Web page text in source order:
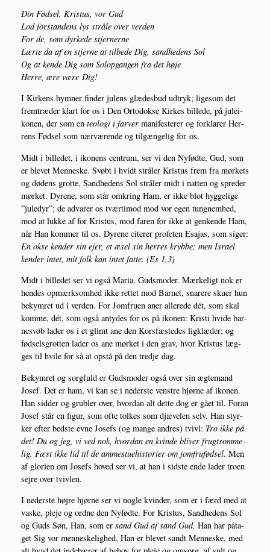
Din Fød­sel, Kristus, vor Gud
Lod for­stan­dens lys strå­le over ver­den
For de, som dyr­ke­de stjer­ner­ne
Lær­te da af en stjer­ne at til­be­de Dig, sand­he­dens Sol
Og at ken­de Dig som Sol­op­gan­gen fra det høje
Her­re, ære være Dig!
I Kir­kens hym­ner fin­der julens glæ­des­bud udtryk; lige­som det
frem­træ­der klart for os i Den Orto­dok­se Kir­kes bil­le­de, på julei­
ko­nen, der som en teo­lo­gi i far­ver mani­feste­rer og for­kla­rer Her­
rens Fød­sel som nær­væ­ren­de og til­gæn­ge­lig for os.
Midt i bil­le­det, i iko­nens cen­trum, ser vi den Nyfød­te, Gud, som
er ble­vet Men­ne­ske. Svøbt i hvidt strå­ler Kristus frem fra mør­kets
og døde­ns grot­te, Sand­he­dens Sol strå­ler midt i nat­ten og spre­der
mør­ket. Dyre­ne, som står omkring Ham, er ikke blot hyg­ge­li­ge
”jule­dyr”; de adva­rer os tvær­ti­mod mod vor egen tung­nem­hed,
mod at luk­ke af for Kristus, mod faren for ikke at gen­ken­de Ham,
når Han kom­mer til os. Dyre­ne cite­rer pro­fe­ten Esa­jas, som siger:
En okse ken­der sin ejer, et æsel sin her­res kryb­be; men Isra­el
ken­der intet, mit folk kan intet fat­te. (Es 1,3)
Midt i bil­le­det ser vi også Maria, Guds­mo­der. Mær­ke­ligt nok er
hen­des opmærk­som­hed ikke ret­tet mod Bar­net, sna­re­re sku­er hun
bekym­ret ud i ver­den. For Jom­fru­en aner alle­re­de dét, som skal
kom­me, dét, som også anty­des for os på iko­nen: Kri­sti hvi­de bar­
nesvøb lader os i et glimt ane den Kors­fæ­ste­des lig­klæ­der; og
fød­sels­grot­ten lader os ane mør­ket i den grav, hvor Kristus læg­
ges til hvi­le for så at opstå på den tred­je dag.
Bekym­ret og sorg­fuld er Guds­mo­der også over sin ægte­mand
Josef. Det er ham, vi kan se i neder­ste ven­stre hjør­ne af iko­nen.
Han sid­der og grub­ler over, hvor­dan alt det­te dog er gået til. For­an
Josef står en figur, som ofte tol­kes som djæ­vel­en selv. Han styr­
ker efter bed­ste evne Josefs (og man­ge andres) tvivl: Tro ikke på
det! Du og jeg, vi ved nok, hvor­dan en kvin­de bli­ver frugtsom­me­
lig. Fæst ikke lid til de ammestu­e­hi­sto­ri­er om jom­fru­fød­sel. Men
af glo­ri­en om Josefs hoved ser vi, at han i sid­ste ende lader tro­en
sej­re over tvivlen.
I neder­ste høj­re hjør­ne ser vi nog­le kvin­der, som er i færd med at
vaske, ple­je og ord­ne den Nyfød­te. For Kristus, Sand­he­dens Sol
og Guds Søn, Han, som er sand Gud af sand Gud, Han har påta­
get Sig vor men­ne­ske­lig­hed, Han er ble­vet sandt Men­ne­ske, med